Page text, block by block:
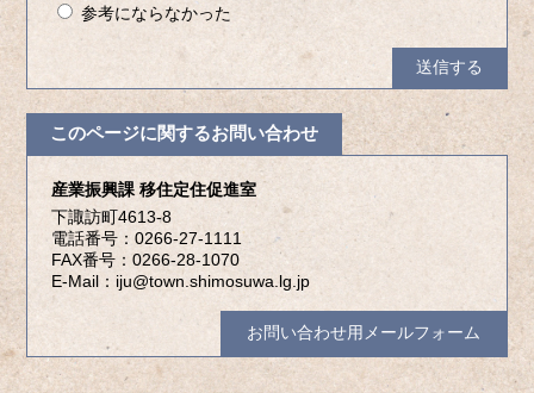
参考にならなかった
このページに関するお問い合わせ
産業振興課 移住定住促進室
下諏訪町4613-8
電話番号：0266-27-1111
FAX番号：0266-28-1070
E-Mail：iju@town.shimosuwa.lg.jp
お問い合わせ用メールフォーム